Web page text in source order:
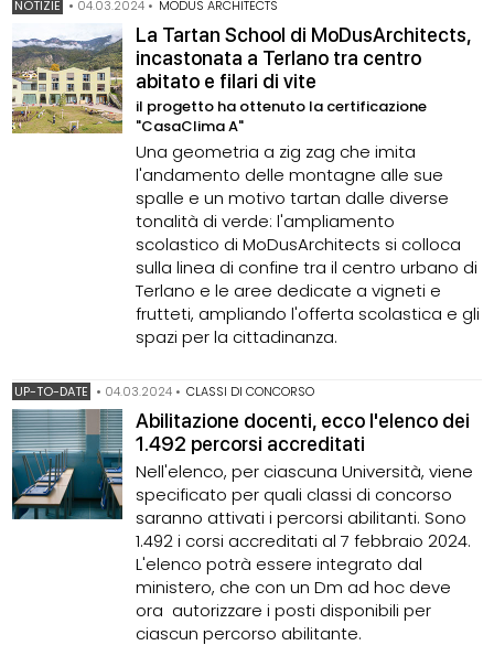
NOTIZIE • 04.03.2024 • MODUS ARCHITECTS
La Tartan School di MoDusArchitects,
incastonata a Terlano tra centro
abitato e filari di vite
il progetto ha ottenuto la certificazione
"CasaClima A"
Una geometria a zig zag che imita
l'andamento delle montagne alle sue
spalle e un motivo tartan dalle diverse
tonalità di verde: l'ampliamento
scolastico di MoDusArchitects si colloca
sulla linea di confine tra il centro urbano di
Terlano e le aree dedicate a vigneti e
frutteti, ampliando l'offerta scolastica e gli
spazi per la cittadinanza.
UP-TO-DATE • 04.03.2024 • CLASSI DI CONCORSO
Abilitazione docenti, ecco l'elenco dei
1.492 percorsi accreditati
Nell'elenco, per ciascuna Università, viene
specificato per quali classi di concorso
saranno attivati i percorsi abilitanti. Sono
1.492 i corsi accreditati al 7 febbraio 2024.
L'elenco potrà essere integrato dal
ministero, che con un Dm ad hoc deve
ora autorizzare i posti disponibili per
ciascun percorso abilitante.